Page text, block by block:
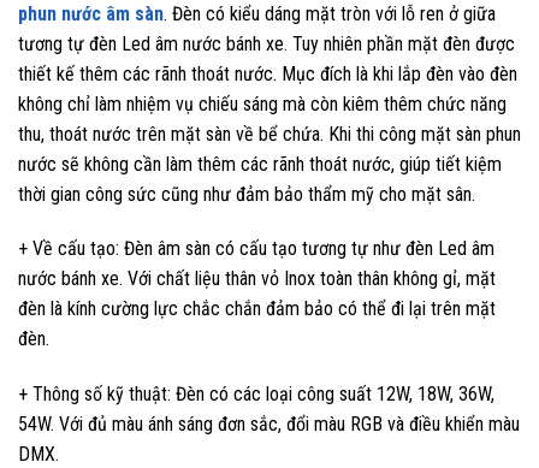
phun nước âm sàn. Đèn có kiểu dáng mặt tròn với lỗ ren ở giữa
tương tự đèn Led âm nước bánh xe. Tuy nhiên phần mặt đèn được
thiết kế thêm các rãnh thoát nước. Mục đích là khi lắp đèn vào đèn
không chỉ làm nhiệm vụ chiếu sáng mà còn kiêm thêm chức năng
thu, thoát nước trên mặt sàn về bể chứa. Khi thi công mặt sàn phun
nước sẽ không cần làm thêm các rãnh thoát nước, giúp tiết kiệm
thời gian công sức cũng như đảm bảo thẩm mỹ cho mặt sân.
+ Về cấu tạo: Đèn âm sàn có cấu tạo tương tự như đèn Led âm
nước bánh xe. Với chất liệu thân vỏ Inox toàn thân không gỉ, mặt
đèn là kính cường lực chắc chắn đảm bảo có thể đi lại trên mặt
đèn.
+ Thông số kỹ thuật: Đèn có các loại công suất 12W, 18W, 36W,
54W. Với đủ màu ánh sáng đơn sắc, đổi màu RGB và điều khiển màu
DMX.